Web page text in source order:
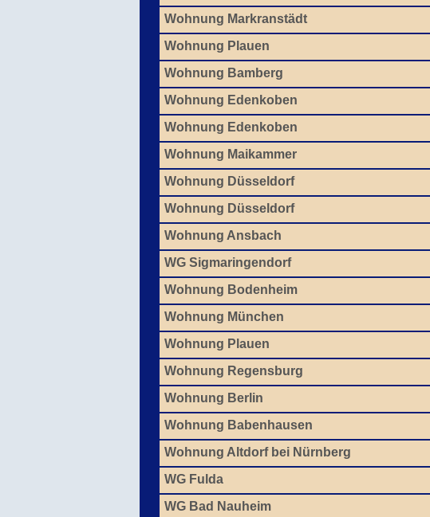
Wohnung Markranstädt
Wohnung Plauen
Wohnung Bamberg
Wohnung Edenkoben
Wohnung Edenkoben
Wohnung Maikammer
Wohnung Düsseldorf
Wohnung Düsseldorf
Wohnung Ansbach
WG Sigmaringendorf
Wohnung Bodenheim
Wohnung München
Wohnung Plauen
Wohnung Regensburg
Wohnung Berlin
Wohnung Babenhausen
Wohnung Altdorf bei Nürnberg
WG Fulda
WG Bad Nauheim